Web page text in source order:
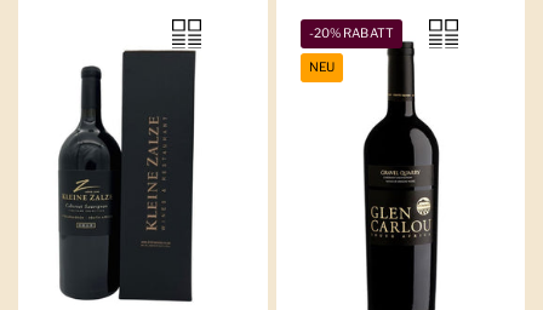
-20% RABATT
NEU